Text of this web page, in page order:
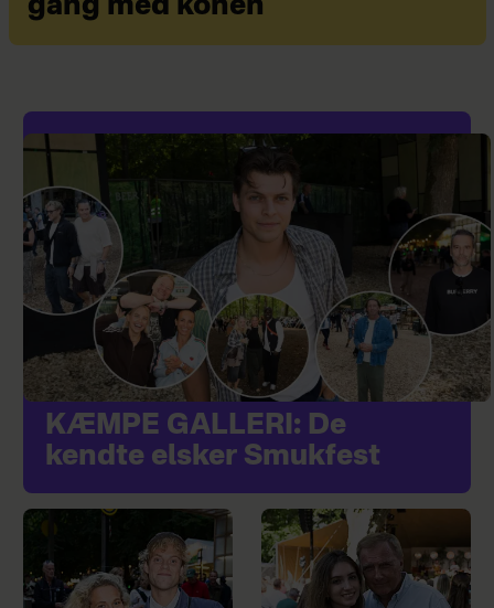
gang med konen
KÆMPE GALLERI: De
kendte elsker Smukfest